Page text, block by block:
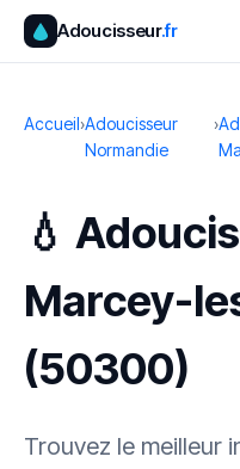
Adoucisseur.fr
Accueil›Adoucisseur
Normandie
›
💧
Marcey-
(50300)
Trouvez le meilleur